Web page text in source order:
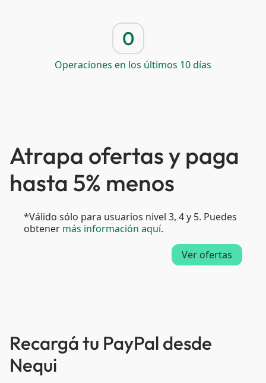
0
Operaciones en los últimos 10 días
Atrapa ofertas y paga
hasta 5% menos
*Válido sólo para usuarios nivel 3, 4 y 5. Puedes
obtener más información aquí.
Ver ofertas
Recargá tu PayPal desde
Nequi